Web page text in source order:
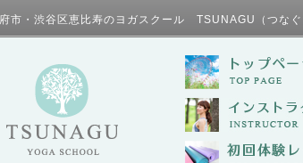
市・渋谷区恵比寿のヨガスクール